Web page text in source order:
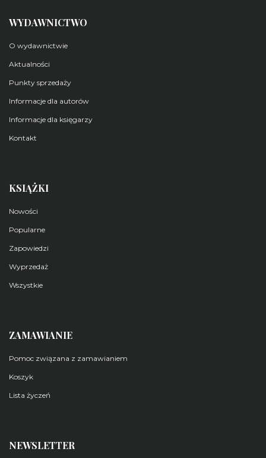
WYDAWNICTWO
O wydawnictwie
Aktualności
Punkty sprzedaży
Informacje dla autorów
Informacje dla księgarzy
Kontakt
KSIĄŻKI
Nowości
Popularne
Zapowiedzi
Wyprzedaż
Wszystkie
ZAMAWIANIE
Pomoc związana z zamawianiem
Koszyk
Lista życzeń
NEWSLETTER